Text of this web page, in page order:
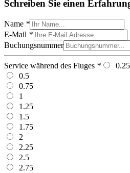
Schreiben Sie einen
Name *
E-Mail *
Buchungsnummer
Service während des Fluges *
0.25
0.5
0.75
1
1.25
1.5
1.75
2
2.25
2.5
2.75